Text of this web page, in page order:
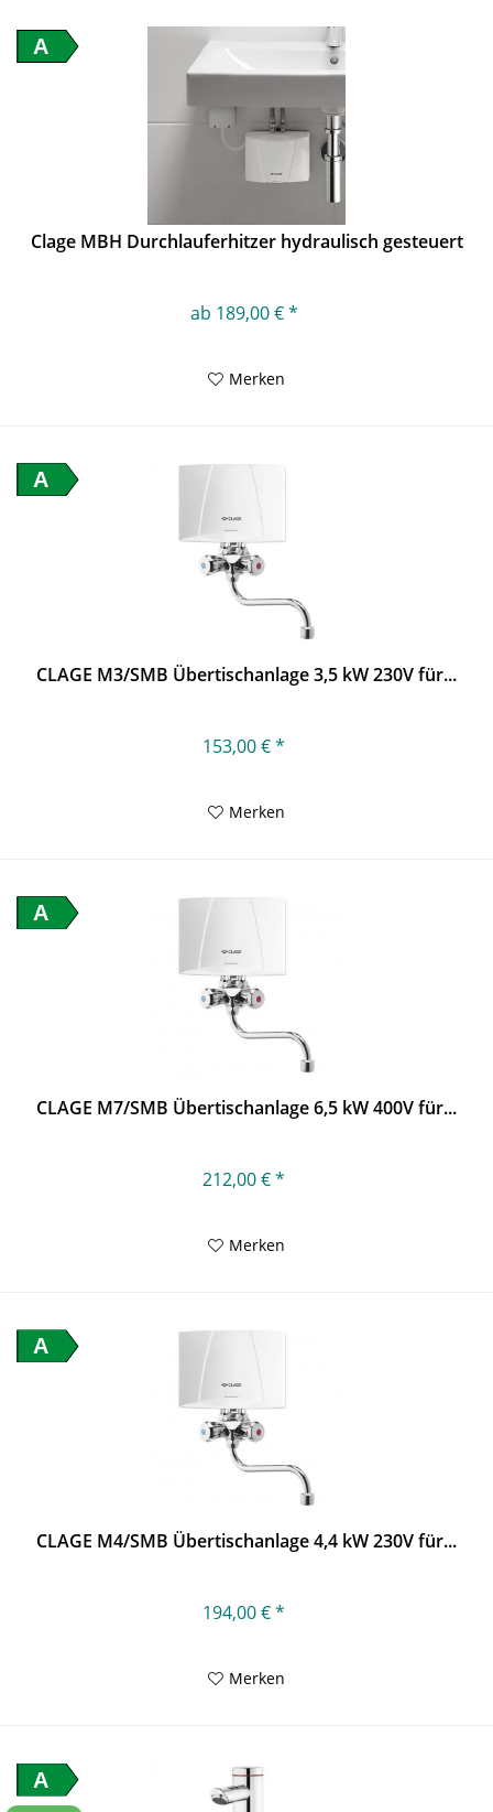
A
Clage MBH Durchlauferhitzer hydraulisch gesteuert
ab 189,00 € *
Merken
A
CLAGE M3/SMB Übertischanlage 3,5 kW 230V für...
153,00 € *
Merken
A
CLAGE M7/SMB Übertischanlage 6,5 kW 400V für...
212,00 € *
Merken
A
CLAGE M4/SMB Übertischanlage 4,4 kW 230V für...
194,00 € *
Merken
A